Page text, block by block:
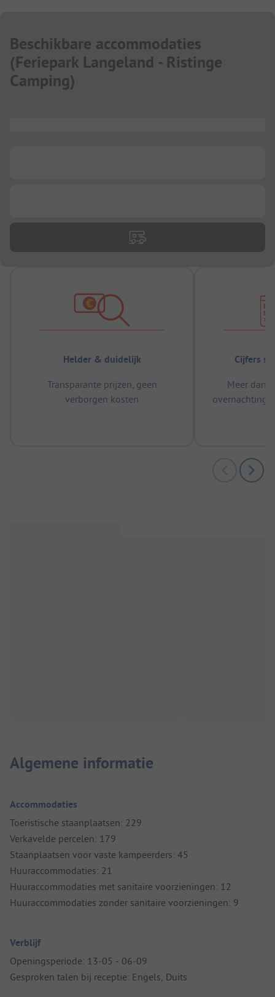
Beschikbare accommodaties
(Feriepark Langeland - Ristinge
Camping)
Helder & duidelijk
Transparante prijzen, geen
verborgen kosten
Cijfers
Meer dan
Algemene informatie
Accommodaties
Toeristische staanplaatsen: 229
Verkavelde percelen: 179
Staanplaatsen voor vaste kampeerders: 45
Huuraccommodaties: 21
Huuraccommodaties met sanitaire voorzieningen: 12
Huuraccommodaties zonder sanitaire voorzieningen: 9
Verblijf
Openingsperiode: 13-05 - 06-09
Gesproken talen bij receptie: Engels, Duits